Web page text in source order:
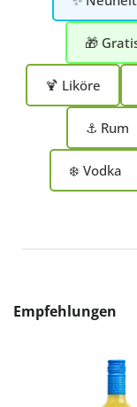
🎁
🍹 Liköre
⚓ Rum
❄️ Vodka
Produktgalerie
Empfehlungen